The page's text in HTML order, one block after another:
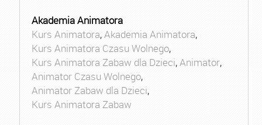
Akademia Animatora
Kurs Animatora,Akademia Animatora,
Kurs Animatora Czasu Wolnego,
Kurs Animatora Zabaw dla Dzieci,Animator,
Animator Czasu Wolnego,
Animator Zabaw dla Dzieci,
Kurs Animatora Zabaw